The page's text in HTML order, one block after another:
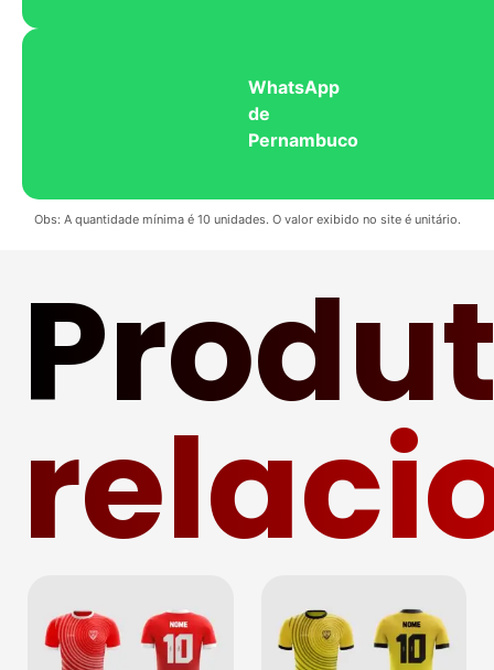
WhatsApp
de
Pernambuco
Obs: A quantidade mínima é 10 unidades. O valor exibido no site é unitário.